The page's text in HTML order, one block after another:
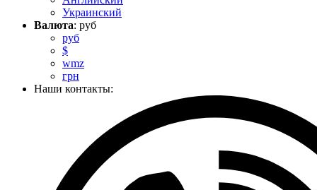
Украинский
Валюта: руб
руб
$
wmz
грн
Наши контакты: